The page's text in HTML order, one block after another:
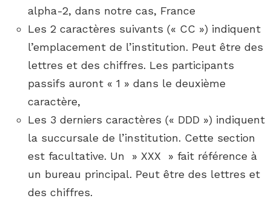
alpha-2, dans notre cas, France
Les 2 caractères suivants (« CC ») indiquent
l’emplacement de l’institution. Peut être des
lettres et des chiffres. Les participants
passifs auront « 1 » dans le deuxième
caractère,
Les 3 derniers caractères (« DDD ») indiquent
la succursale de l’institution. Cette section
est facultative. Un » XXX » fait référence à
un bureau principal. Peut être des lettres et
des chiffres.